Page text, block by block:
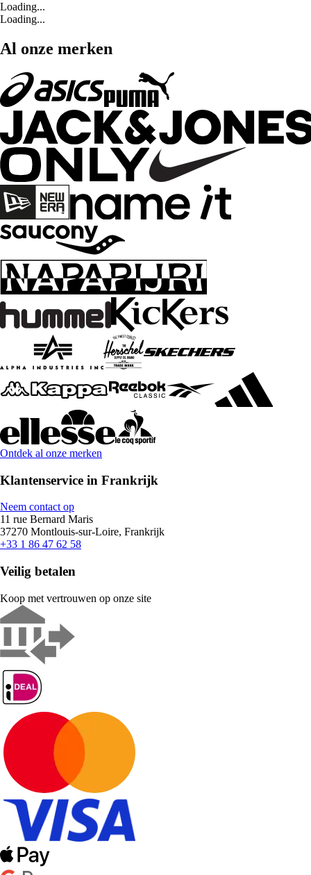
Loading...
Loading...
Al onze merken
Ontdek al onze merken
Klantenservice in Frankrijk
Neem contact op
11 rue Bernard Maris
37270 Montlouis-sur-Loire, Frankrijk
+33 1 86 47 62 58
Veilig betalen
Koop met vertrouwen op onze site